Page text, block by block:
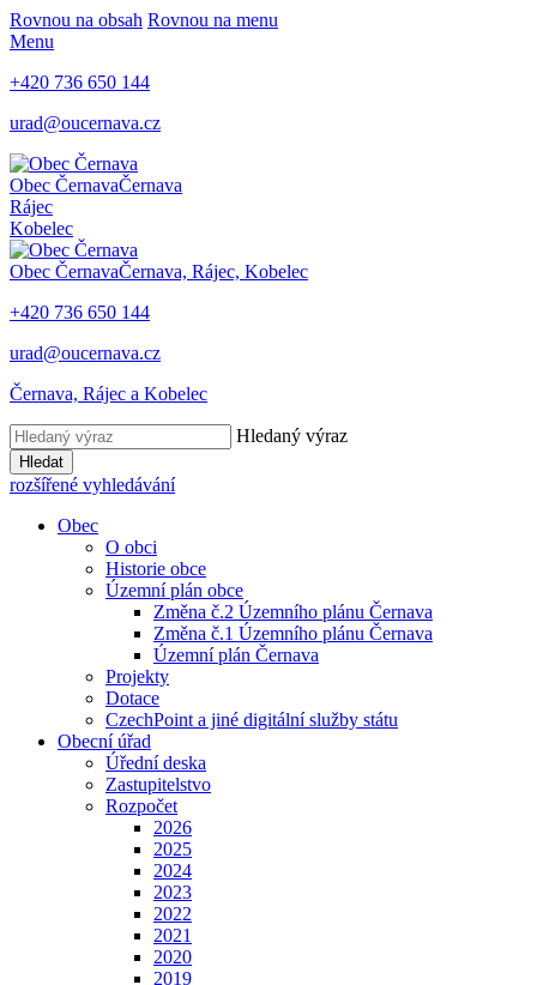
Rovnou na obsah Rovnou na menu
Menu
+420 736 650 144
urad@oucernava.cz
Obec ČernavaČernava
Rájec
Kobelec
Obec ČernavaČernava, Rájec, Kobelec
+420 736 650 144
urad@oucernava.cz
Černava, Rájec a Kobelec
Hledaný výraz
Hledat
rozšířené vyhledávání
Obec
O obci
Historie obce
Územní plán obce
Změna č.2 Územního plánu Černava
Změna č.1 Územního plánu Černava
Územní plán Černava
Projekty
Dotace
CzechPoint a jiné digitální služby státu
Obecní úřad
Úřední deska
Zastupitelstvo
Rozpočet
2026
2025
2024
2023
2022
2021
2020
2019